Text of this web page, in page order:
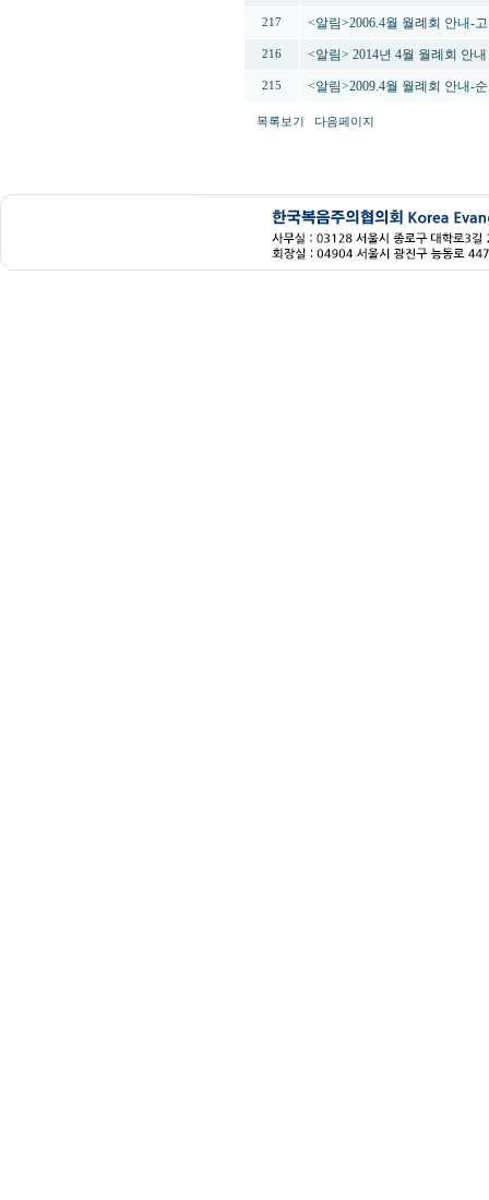
217 <알림>2006.4월 월례회 안내-
216 <알림> 2014년 4월 월례회 안
215 <알림>2009.4월 월례회 안내-
목록보기 다음페이지